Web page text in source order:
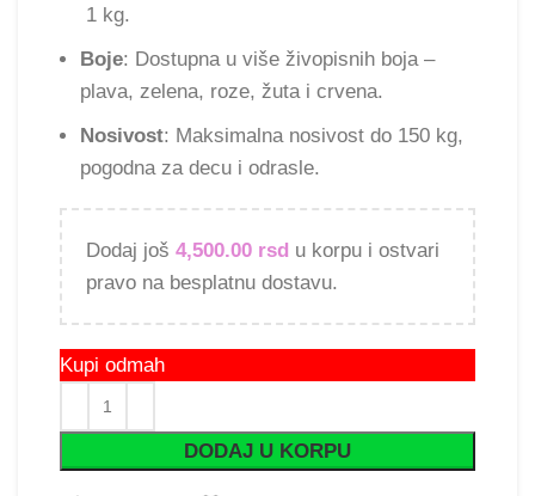
1 kg.
Boje: Dostupna u više živopisnih boja –
plava, zelena, roze, žuta i crvena.
Nosivost: Maksimalna nosivost do 150 kg,
pogodna za decu i odrasle.
Dodaj još 4,500.00 rsd u korpu i ostvari
pravo na besplatnu dostavu.
DODAJ U KORPU
Kupi odmah